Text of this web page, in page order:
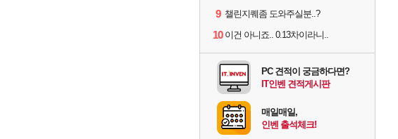
9 챌린지퀘좀 도와주실분..?
10 이건 아니죠.. 0.13차이라니..
PC 견적이 궁금하다면?
IT인벤 견적게시판
매일매일,
인벤 출석체크!